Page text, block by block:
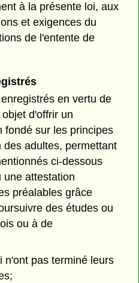
à la présente loi, aux
et exigences du
de l'entente de
en vertu de
d'offrir un
fondé sur les principes
des adultes, permettant
ci-dessous
une attestation
préalables grâce
des études ou
ou à de
n'ont pas terminé leurs